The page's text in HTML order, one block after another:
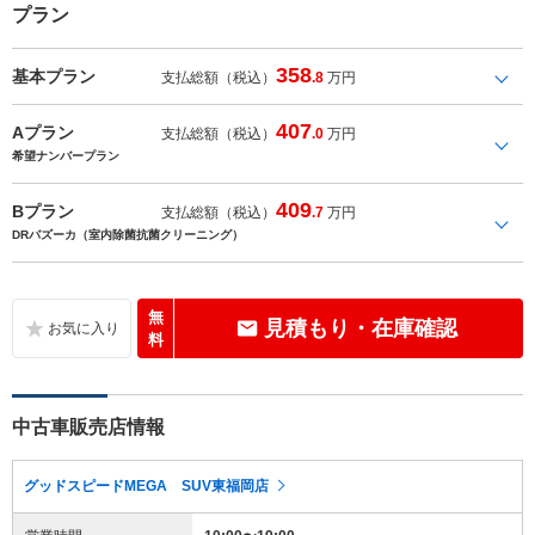
プラン
基本プラン 支払総額（税込）358.8 万円
Aプラン 支払総額（税込）407.0 万円
希望ナンバープラン
Bプラン 支払総額（税込）409.7 万円
DRバズーカ（室内除菌抗菌クリーニング）
無
料
見積もり・在庫確認
中古車販売店情報
グッドスピードMEGA SUV東福岡店